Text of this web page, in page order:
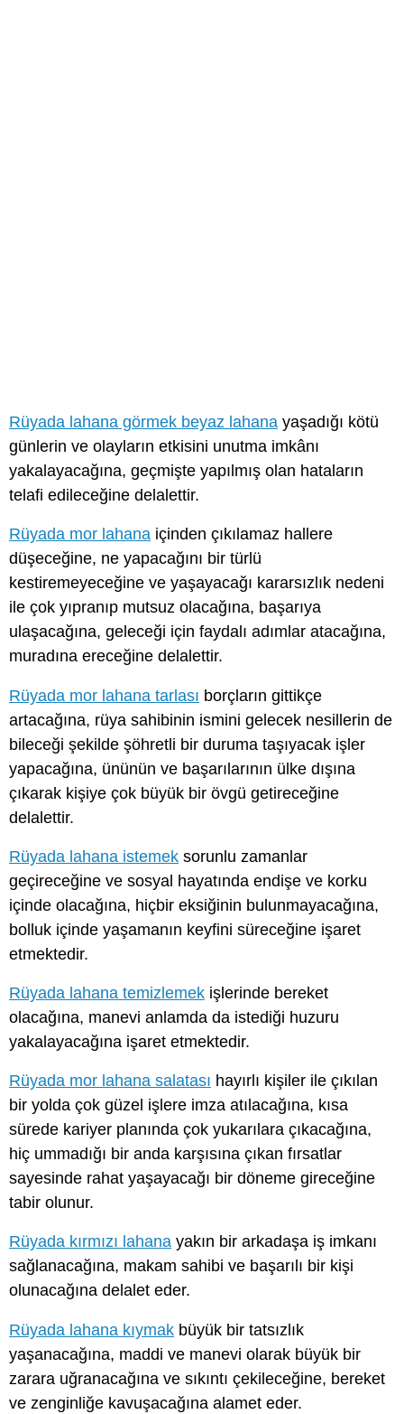
Rüyada lahana görmek beyaz lahana yaşadığı kötü
günlerin ve olayların etkisini unutma imkânı
yakalayacağına, geçmişte yapılmış olan hataların
telafi edileceğine delalettir.
Rüyada mor lahana içinden çıkılamaz hallere
düşeceğine, ne yapacağını bir türlü
kestiremeyeceğine ve yaşayacağı kararsızlık nedeni
ile çok yıpranıp mutsuz olacağına, başarıya
ulaşacağına, geleceği için faydalı adımlar atacağına,
muradına ereceğine delalettir.
Rüyada mor lahana tarlası borçların gittikçe
artacağına, rüya sahibinin ismini gelecek nesillerin de
bileceği şekilde şöhretli bir duruma taşıyacak işler
yapacağına, ününün ve başarılarının ülke dışına
çıkarak kişiye çok büyük bir övgü getireceğine
delalettir.
Rüyada lahana istemek sorunlu zamanlar
geçireceğine ve sosyal hayatında endişe ve korku
içinde olacağına, hiçbir eksiğinin bulunmayacağına,
bolluk içinde yaşamanın keyfini süreceğine işaret
etmektedir.
Rüyada lahana temizlemek işlerinde bereket
olacağına, manevi anlamda da istediği huzuru
yakalayacağına işaret etmektedir.
Rüyada mor lahana salatası hayırlı kişiler ile çıkılan
bir yolda çok güzel işlere imza atılacağına, kısa
sürede kariyer planında çok yukarılara çıkacağına,
hiç ummadığı bir anda karşısına çıkan fırsatlar
sayesinde rahat yaşayacağı bir döneme gireceğine
tabir olunur.
Rüyada kırmızı lahana yakın bir arkadaşa iş imkanı
sağlanacağına, makam sahibi ve başarılı bir kişi
olunacağına delalet eder.
Rüyada lahana kıymak büyük bir tatsızlık
yaşanacağına, maddi ve manevi olarak büyük bir
zarara uğranacağına ve sıkıntı çekileceğine, bereket
ve zenginliğe kavuşacağına alamet eder.